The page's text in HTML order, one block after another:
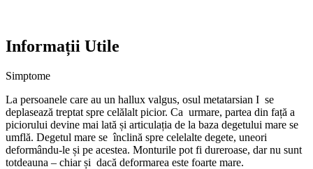
Informații Utile
Simptome
La persoanele care au un hallux valgus, osul metatarsian I se
deplasează treptat spre celălalt picior. Ca urmare, partea din față a
piciorului devine mai lată și articulația de la baza degetului mare se
umflă. Degetul mare se înclină spre celelalte degete, uneori
deformându-le și pe acestea. Monturile pot fi dureroase, dar nu sunt
totdeauna – chiar și dacă deformarea este foarte mare.